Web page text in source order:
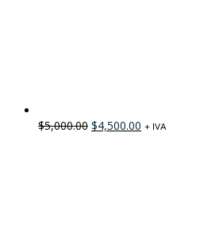
$5,000.00 $4,500.00 + IVA